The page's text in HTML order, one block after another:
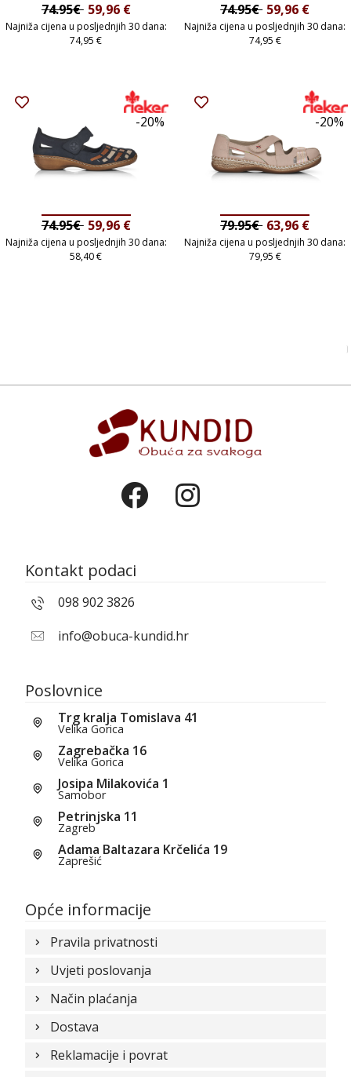
74.95€ 59,96 €
Najniža cijena u posljednjih 30 dana:
74,95€
74.95€ 59,96 €
Najniža cijena u posljednjih 30 dana:
74,95 €
-20%
74.95€ 59,96 €
Najniža cijena u posljednjih 30 dana:
58,40€
-20%
79.95€ 63,96 €
Najniža cijena u posljednjih 30 dana:
79,95 €
Kontakt podaci
098 902 3826
info@obuca-kundid.hr
Poslovnice
Trg kralja Tomislava 41
Velika Gorica
Zagrebačka 16
Velika Gorica
Josipa Milakovića 1
Samobor
Petrinjska 11
Zagreb
Adama Baltazara Krčelića 19
Zaprešić
Opće informacije
Pravila privatnosti
Uvjeti poslovanja
Način plaćanja
Dostava
Reklamacije i povrat